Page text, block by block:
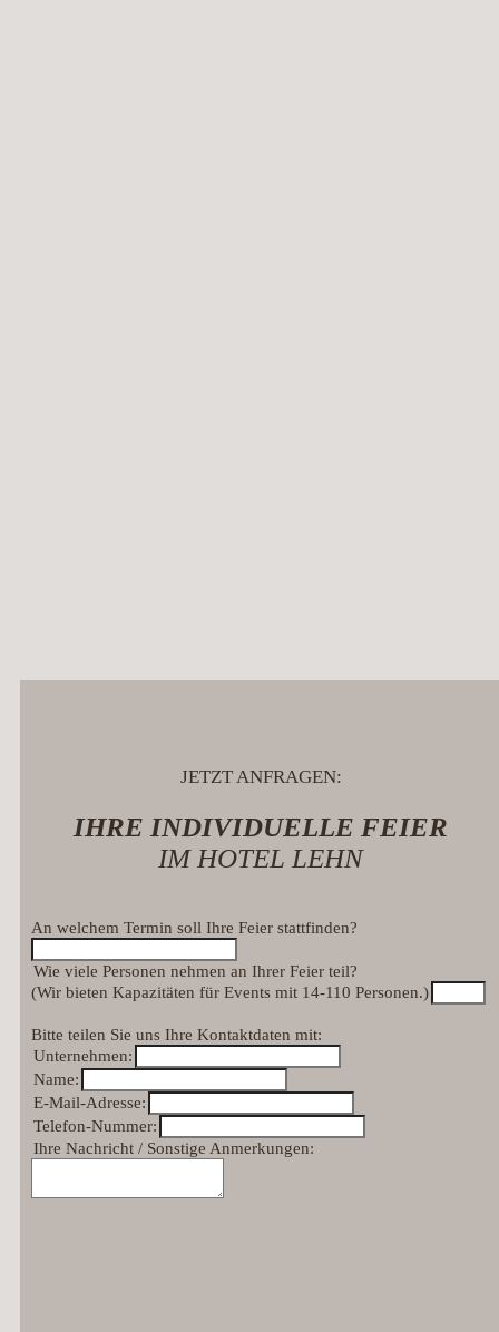
JETZT ANFRAGEN:
IHRE INDIVIDUELLE FEIER
IM HOTEL LEHN
An welchem Termin soll Ihre Feier stattfinden?
Wie viele Personen nehmen an Ihrer Feier teil?
(Wir bieten Kapazitäten für Events mit 14-110 Personen.)
Bitte teilen Sie uns Ihre Kontaktdaten mit:
Unternehmen:
Name:
E-Mail-Adresse:
Telefon-Nummer:
Ihre Nachricht / Sonstige Anmerkungen: